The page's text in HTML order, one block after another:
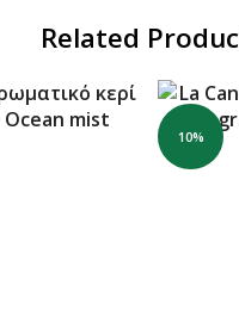
Related
10%